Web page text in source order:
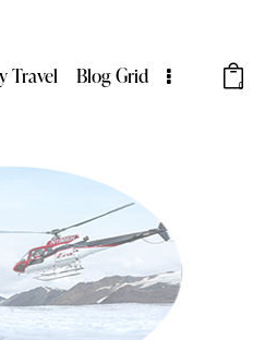
Travel Blog Grid 0